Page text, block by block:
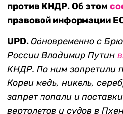
против КНДР. Об этом
правовой информации
UPD.Одновременно с
России Владимир Путин
КНДР. По ним запретили
Кореи медь, никель,
запрет попали и
вертолетов и судов в